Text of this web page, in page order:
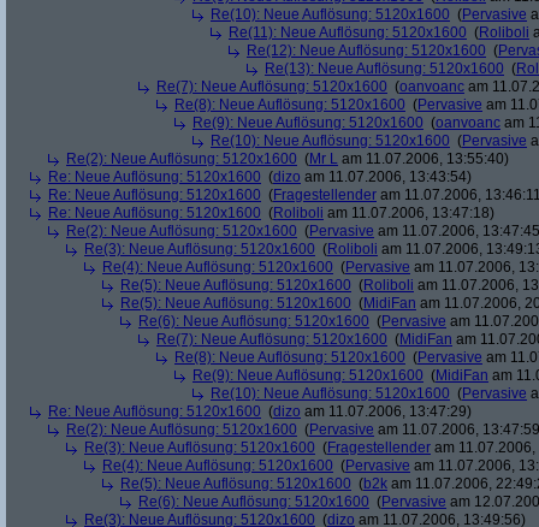
Re(10): Neue Auflösung: 5120x1600 (Pervasive
Re(11): Neue Auflösung: 5120x1600 (Roliboli
Re(12): Neue Auflösung: 5120x1600 (
Re(13): Neue Auflösung: 5120x1600 (
Re(7): Neue Auflösung: 5120x1600 (oanvoanc am
Re(8): Neue Auflösung: 5120x1600 (Pervasive am
Re(9): Neue Auflösung: 5120x1600 (oanvoanc am
Re(10): Neue Auflösung: 5120x1600 (Pervasive
Re(2): Neue Auflösung: 5120x1600 (Mr L am 11.07.2006, 13:55:40)
Re: Neue Auflösung: 5120x1600 (dizo am 11.07.2006, 13:43:54)
Re: Neue Auflösung: 5120x1600 (Fragestellender am 11.07.2006,
Re: Neue Auflösung: 5120x1600 (Roliboli am 11.07.2006, 13:47:18)
Re(2): Neue Auflösung: 5120x1600 (Pervasive am 11.07.2006,
Re(3): Neue Auflösung: 5120x1600 (Roliboli am 11.07.2006,
Re(4): Neue Auflösung: 5120x1600 (Pervasive am 11.07.2006,
Re(5): Neue Auflösung: 5120x1600 (Roliboli am 11.07.2006,
Re(5): Neue Auflösung: 5120x1600 (MidiFan am 11.07.2006,
Re(6): Neue Auflösung: 5120x1600 (Pervasive am
Re(7): Neue Auflösung: 5120x1600 (MidiFan am
Re(8): Neue Auflösung: 5120x1600 (Pervasive am
Re(9): Neue Auflösung: 5120x1600 (MidiFan am
Re(10): Neue Auflösung: 5120x1600 (Pervasive
Re: Neue Auflösung: 5120x1600 (dizo am 11.07.2006, 13:47:29)
Re(2): Neue Auflösung: 5120x1600 (Pervasive am 11.07.2006,
Re(3): Neue Auflösung: 5120x1600 (Fragestellender am
Re(4): Neue Auflösung: 5120x1600 (Pervasive am 11.07.2006,
Re(5): Neue Auflösung: 5120x1600 (b2k am 11.07.2006,
Re(6): Neue Auflösung: 5120x1600 (Pervasive am
Re(3): Neue Auflösung: 5120x1600 (dizo am 11.07.2006, 13:49:56)